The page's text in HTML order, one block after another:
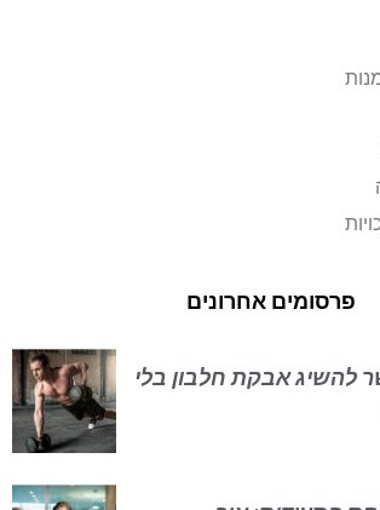
פרסומים אחרונים
להשיג אבקת חלבון בלי